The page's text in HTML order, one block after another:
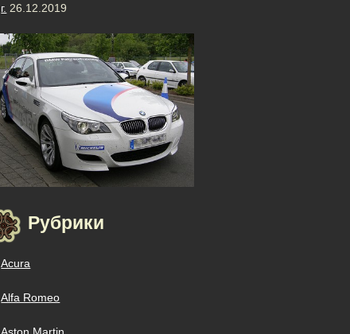
г. 26.12.2019
Рубрики
Acura
Alfa Romeo
Aston Martin